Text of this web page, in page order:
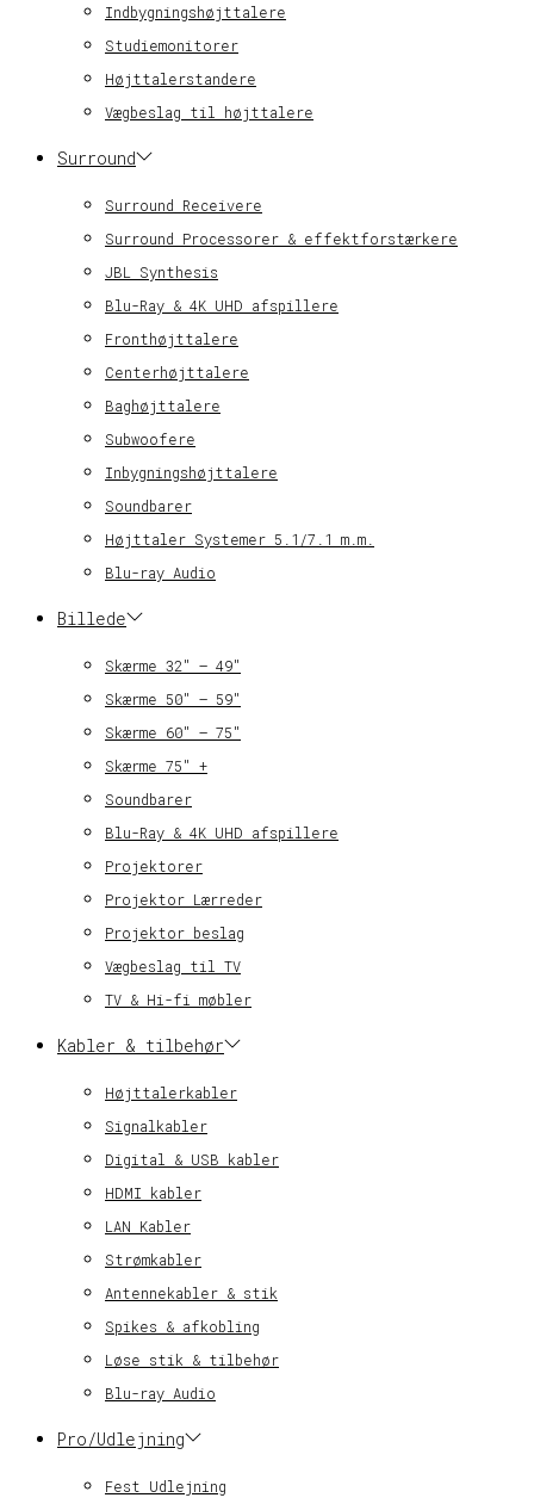
Indbygningshøjttalere
Studiemonitorer
Højttalerstandere
Vægbeslag til højttalere
Surround
Surround Receivere
Surround Processorer & effektforstærkere
JBL Synthesis
Blu-Ray & 4K UHD afspillere
Fronthøjttalere
Centerhøjttalere
Baghøjttalere
Subwoofere
Inbygningshøjttalere
Soundbarer
Højttaler Systemer 5.1/7.1 m.m.
Blu-ray Audio
Billede
Skærme 32″ – 49″
Skærme 50″ – 59″
Skærme 60″ – 75″
Skærme 75″ +
Soundbarer
Blu-Ray & 4K UHD afspillere
Projektorer
Projektor Lærreder
Projektor beslag
Vægbeslag til TV
TV & Hi-fi møbler
Kabler & tilbehør
Højttalerkabler
Signalkabler
Digital & USB kabler
HDMI kabler
LAN Kabler
Strømkabler
Antennekabler & stik
Spikes & afkobling
Løse stik & tilbehør
Blu-ray Audio
Pro/Udlejning
Fest Udlejning